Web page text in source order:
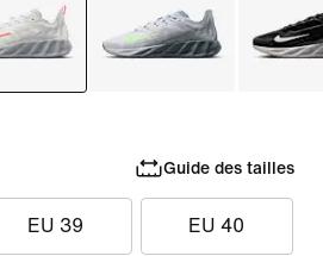
Guide des tailles
EU 39 EU 40